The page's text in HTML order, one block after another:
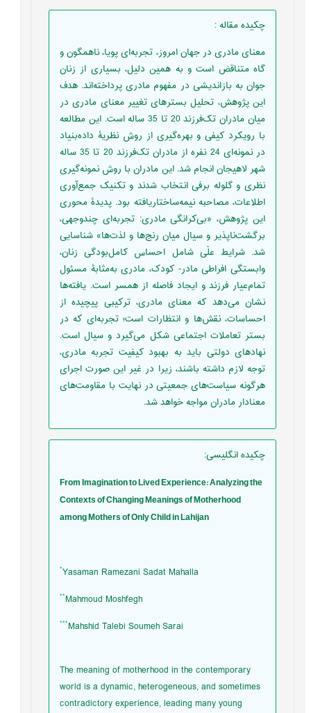
چکیده مقاله:
معنای مادری در جهان امروز، تجربه‌ای پویا، ناهمگون و
گاه متناقض است و به همین دلیل، بسیاری از زنان
جوان به بازاندیشی در مفهوم مادری پرداخته‌اند. هدف
این پژوهش، تحلیل بسترهای تغییر معنای مادری در
میان مادران تک‌فرزند 20 تا 35 ساله است. این مطالعه
با رویکرد کیفی و بهره‌گیری از روش نظریۀ داده‌بنیاد
در نمونه‌ای 24 نفره از مادران تک‌فرزند 20 تا 35 ساله
شهر لاهیجان انجام شد. این مادران با روش نمونه‌گیری
نظری و گلوله برفی انتخاب شدند و تکنیک جمع‌آوری
اطلاعات، مصاحبه نیمه‌ساختاریافته بود. پدیدۀ محوری
این پژوهش، «بی‌کرانگی مادری: تجربه‌ای چندوجهی،
برگشت‌ناپذیر و سیال میان رنج‌ها و لذت‌ها» شناسایی
شد. شرایط علّی شامل احساس کامل‌بودگی زنان،
وابستگی افراطی مادر- کودک، مادری به‌مثابۀ مسئول
تمام‌عیار فرزند و ایجاد فاصله از همسر است. یافته‌ها
نشان می‌دهد که معنای مادری، ترکیبی پیچیده از
احساسات، نقش‌ها و انتظارات است؛ تجربه‌ای که در
بستر تعاملات اجتماعی شکل می‌گیرد و سیال است.
نهادهای دولتی باید به بهبود کیفیت تجربه مادری،
توجه لازم داشته باشند، زیرا در غیر این صورت اجرای
هرگونه سیاست‌های جمعیتی در نهایت با مقاومت‌های
معنادار مادران مواجه خواهد شد.
چکیده انگلیسی:
From Imagination to Lived Experience: Analyzing the
Contexts of Changing Meanings of Motherhood
among Mothers of Only Child in Lahijan
Yasaman Ramezani Sadat Mahalla
*
Mahmoud Moshfegh
**
Mahshid Talebi Soumeh Sarai
***
The meaning of motherhood in the contemporary
world is a dynamic, heterogeneous, and sometimes
contradictory experience, leading many young